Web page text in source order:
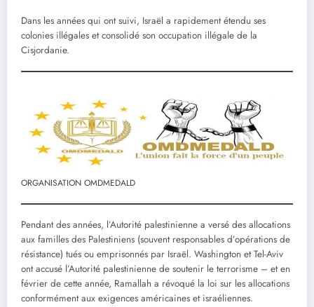
Dans les années qui ont suivi, Israël a rapidement étendu ses
colonies illégales et consolidé son occupation illégale de la
Cisjordanie.
ORGANISATION OMDMEDALD
Pendant des années, l’Autorité palestinienne a versé des allocations
aux familles des Palestiniens (souvent responsables d’opérations de
résistance) tués ou emprisonnés par Israël. Washington et Tel-Aviv
ont accusé l’Autorité palestinienne de soutenir le terrorisme – et en
février de cette année, Ramallah a révoqué la loi sur les allocations
conformément aux exigences américaines et israéliennes.